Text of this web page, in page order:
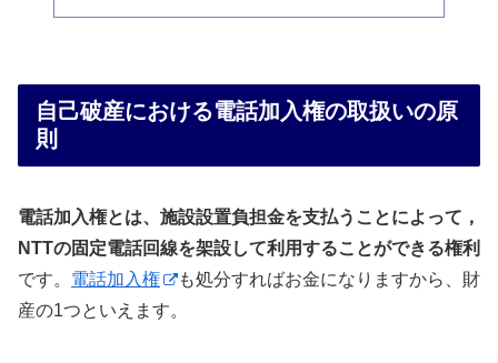
自己破産における電話加入権の取扱いの原
則
電話加入権とは、施設設置負担金を支払うことによって，
NTTの固定電話回線を架設して利用することができる権利
です。 電話加入権
も処分すればお金になりますから、財
産の1つといえます。